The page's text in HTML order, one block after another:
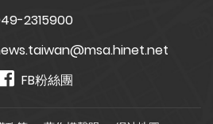
2315900
FB粉絲團